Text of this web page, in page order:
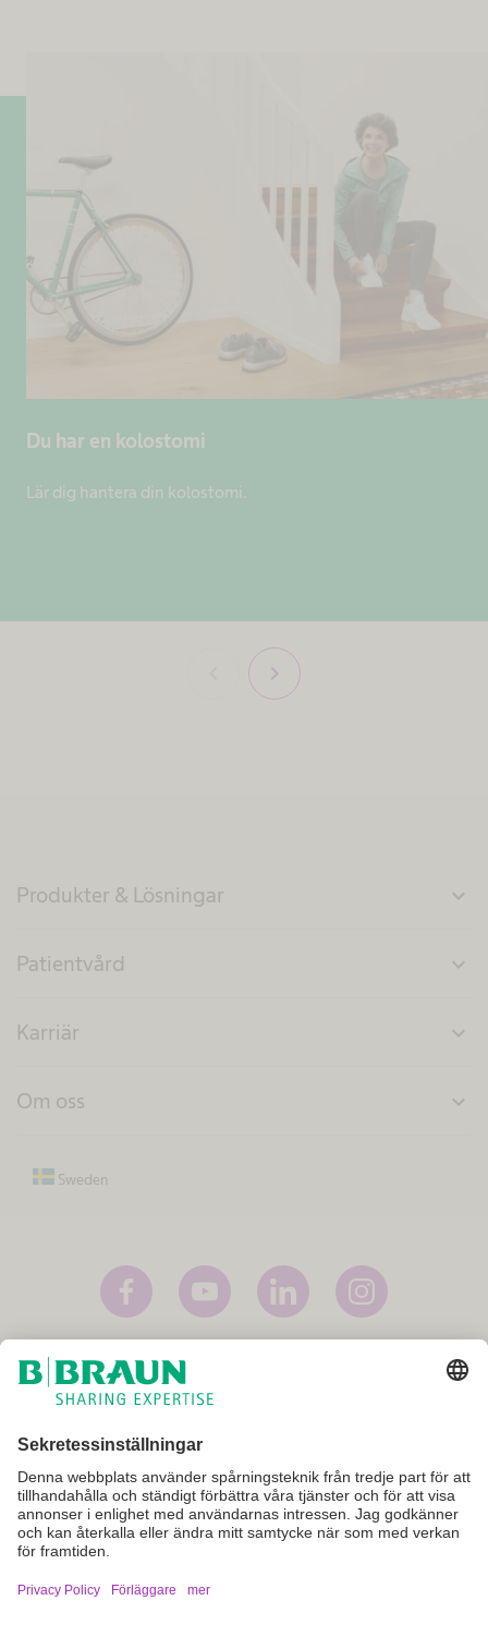
Du har en kolostomi
Lär dig hantera din kolostomi.​ ​
chevron_right
Produkter & Lösningar expand_more
Patientvård expand_more
Karriär expand_more
Om oss expand_more
Sweden
Användarvillkor
Privacy Policy
Cookie inställningar
Dessa internetsidor är avsedda att ge allmän information om B. Braun,